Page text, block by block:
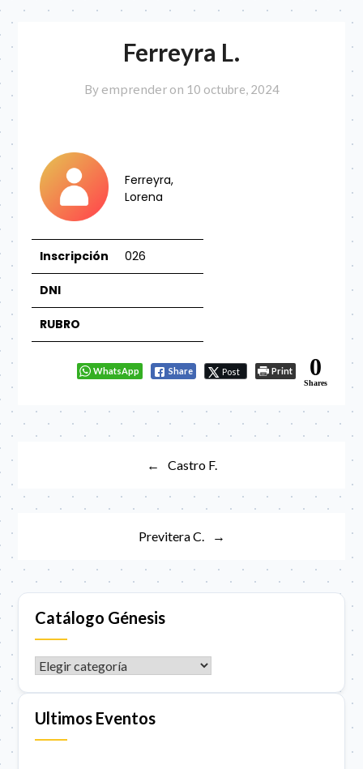
Ferreyra L.
By emprender on 10 octubre, 2024
Ferreyra,
Lorena
Inscripción 026
DNI
RUBRO
WhatsApp Share Post Print 0
Shares
Navegación
entradas
Castro F.
Previtera C.
Catálogo Génesis
CATÁLOGO GÉNESIS
Ultimos Eventos